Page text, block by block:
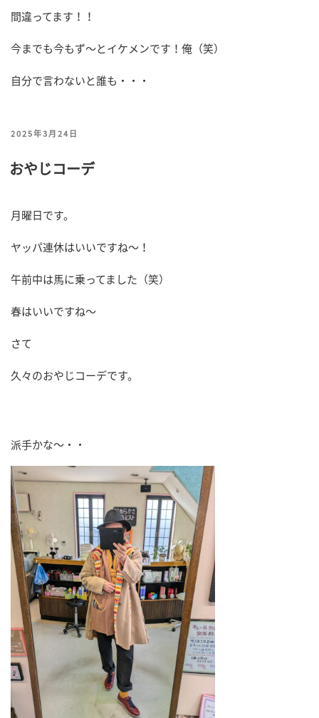
間違ってます！！
今までも今もず～とイケメンです！俺（笑）
自分で言わないと誰も・・・
投
日:
2025年3月24日
おやじコーデ
月曜日です。
ヤッパ連休はいいですね～！
午前中は馬に乗ってました（笑）
春はいいですね～
さて
久々のおやじコーデです。
派手かな～・・